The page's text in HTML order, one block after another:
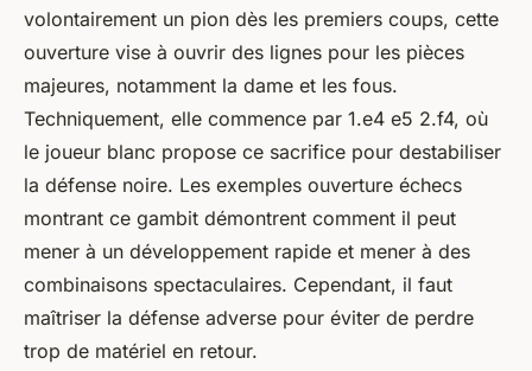
volontairement un pion dès les premiers coups, cette
ouverture vise à ouvrir des lignes pour les pièces
majeures, notamment la dame et les fous.
Techniquement, elle commence par 1.e4 e5 2.f4, où
le joueur blanc propose ce sacrifice pour destabiliser
la défense noire. Les exemples ouverture échecs
montrant ce gambit démontrent comment il peut
mener à un développement rapide et mener à des
combinaisons spectaculaires. Cependant, il faut
maîtriser la défense adverse pour éviter de perdre
trop de matériel en retour.